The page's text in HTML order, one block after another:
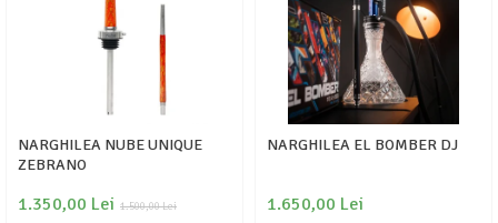
NARGHILEA NUBE UNIQUE
ZEBRANO
1.500,00 Lei
1.350,00 Lei
NARGHILEA EL BOMBER DJ
1.650,00 Lei